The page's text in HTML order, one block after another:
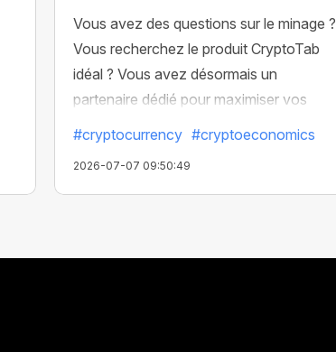
Vous avez des questions sur le minage ?
Vous recherchez le produit CryptoTab
idéal ? Vous avez désormais un
partenaire dédié pour maximiser vos
résultat.
#cryptocurrency #cryptoeconomics
2026-07-07 09:50:49